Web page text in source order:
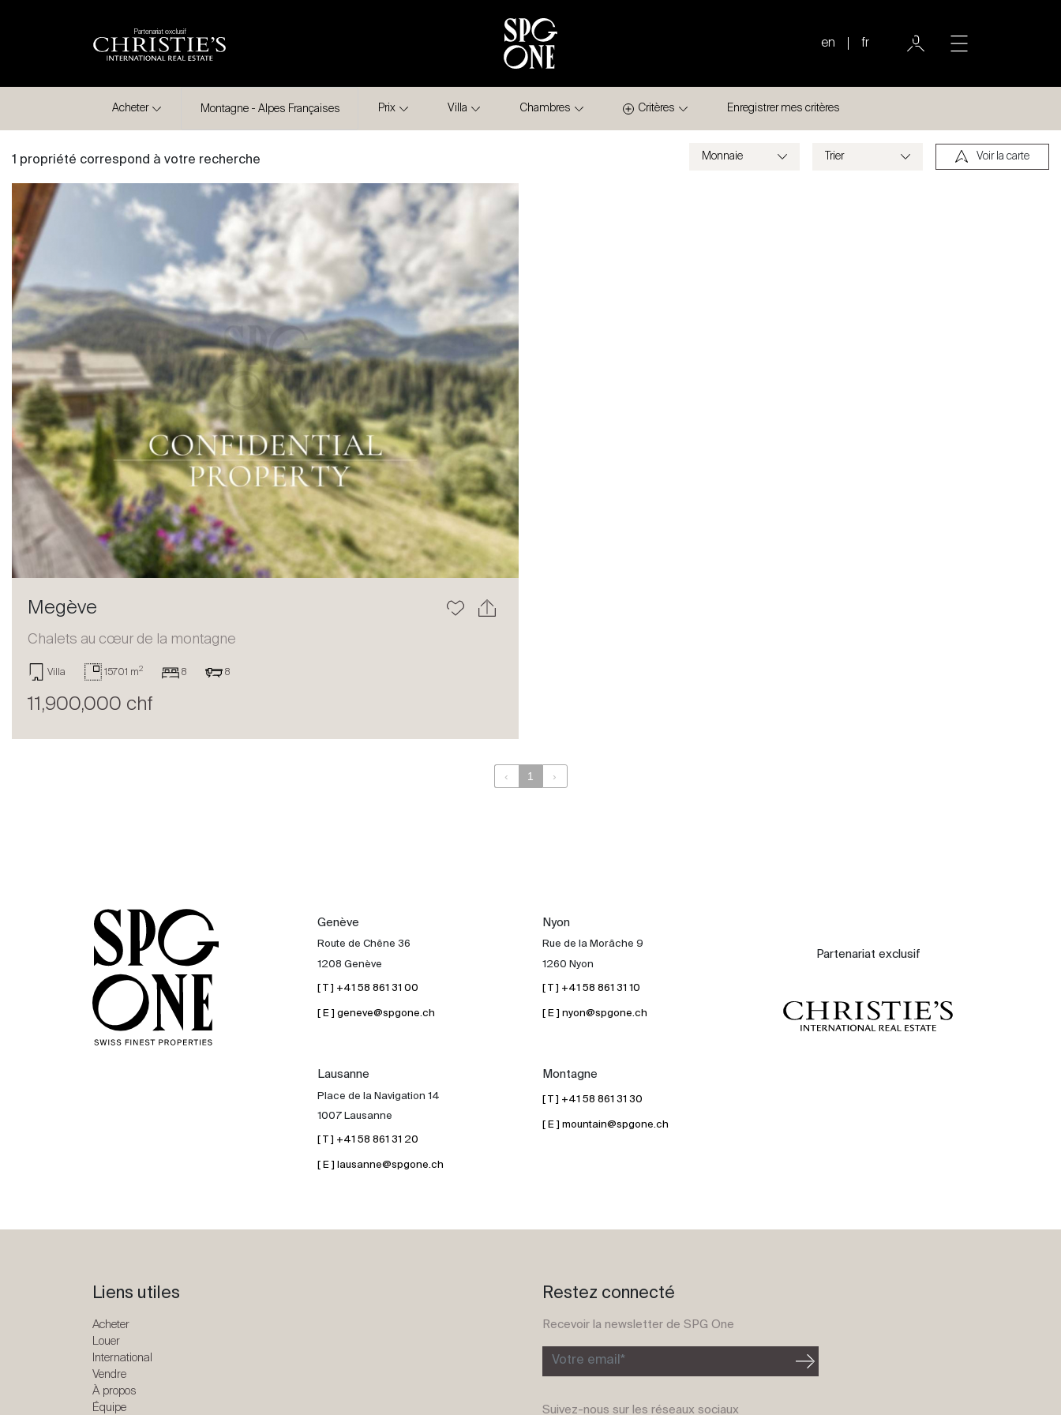
Partenariat exclusif
en fr
Acheter
Louer
Acheter Montagne - Alpes Françaises Prix Villa Chambres Critères Enregistrer mes critères
1 propriété correspond à votre recherche Voir la carte
Megève
Chalets au cœur de la montagne
Villa 15701 m2 8 8
11,900,000 chf
‹ 1 ›
Genève
Route de Chêne 36
1208 Genève
[ T ] +41 58 861 31 00
[ E ] geneve@spgone.ch
Nyon
Rue de la Morâche 9
1260 Nyon
[ T ] +41 58 861 31 10
[ E ] nyon@spgone.ch
Lausanne
Place de la Navigation 14
1007 Lausanne
[ T ] +41 58 861 31 20
[ E ] lausanne@spgone.ch
Montagne
[ T ] +41 58 861 31 30
[ E ] mountain@spgone.ch
Partenariat exclusif
Liens utiles
Acheter
Louer
International
Vendre
À propos
Équipe
Restez connecté
Recevoir la newsletter de SPG One
Votre email*
Suivez-nous sur les réseaux sociaux